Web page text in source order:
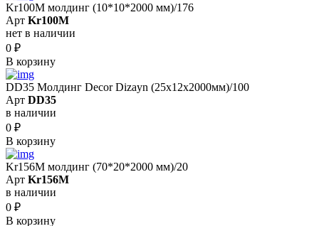
Kr100M молдинг (10*10*2000 мм)/176
Арт Kr100M
нет в наличии
0 ₽
В корзину
DD35 Молдинг Decor Dizayn (25x12x2000мм)/100
Арт DD35
в наличии
0 ₽
В корзину
Kr156M молдинг (70*20*2000 мм)/20
Арт Kr156M
в наличии
0 ₽
В корзину